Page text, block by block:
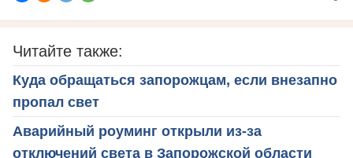
Читайте также:
Куда обращаться запорожцам, если внезапно
пропал свет
Аварийный роуминг открыли из-за
отключений света в Запорожской области